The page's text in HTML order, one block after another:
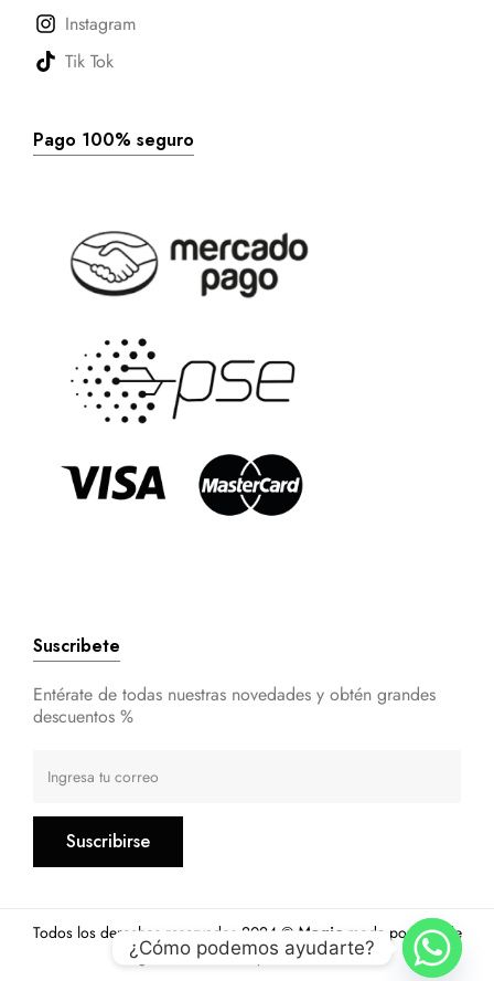
Instagram
Tik Tok
Pago 100% seguro
Suscribete
Entérate de todas nuestras novedades y obtén grandes
descuentos %
Suscribirse
Todos los derechos reservados 2024 © Magic moda por arte de
magia. Desarrollado por bat creative
¿Cómo podemos ayudarte?